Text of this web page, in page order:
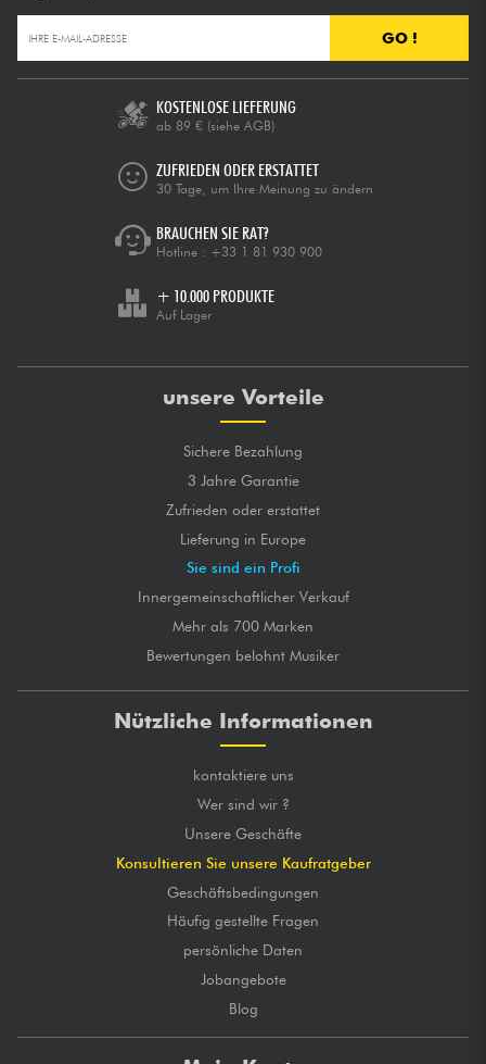
GO !
KOSTENLOSE LIEFERUNG
ab 89 € (siehe AGB)
ZUFRIEDEN ODER ERSTATTET
30 Tage, um Ihre Meinung zu ändern
BRAUCHEN SIE RAT?
Hotline : +33 1 81 930 900
+ 10.000 PRODUKTE
Auf Lager
unsere Vorteile
Sichere Bezahlung
3 Jahre Garantie
Zufrieden oder erstattet
Lieferung in Europe
Sie sind ein Profi
Innergemeinschaftlicher Verkauf
Mehr als 700 Marken
Bewertungen belohnt Musiker
Nützliche Informationen
kontaktiere uns
Wer sind wir ?
Unsere Geschäfte
Konsultieren Sie unsere Kaufratgeber
Geschäftsbedingungen
Häufig gestellte Fragen
persönliche Daten
Jobangebote
Blog